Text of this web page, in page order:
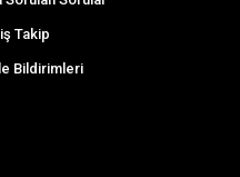
Takip
Bildirimleri